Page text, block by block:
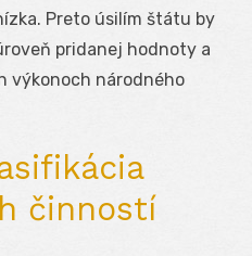
Preto úsilím štátu by
pridanej hodnoty a
výkonoch národného
činností